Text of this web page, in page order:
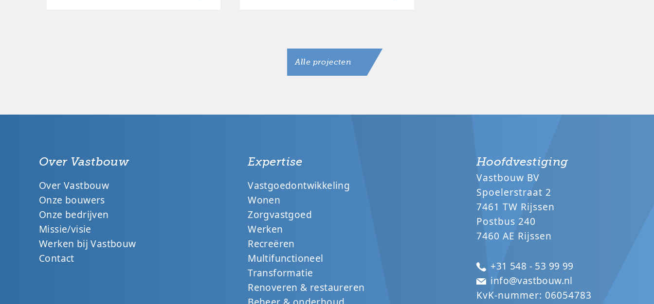
Alle projecten
Over Vastbouw
Over Vastbouw
Onze bouwers
Onze bedrijven
Missie/visie
Werken bij Vastbouw
Contact
Expertise
Vastgoedontwikkeling
Wonen
Zorgvastgoed
Werken
Recreëren
Multifunctioneel
Transformatie
Renoveren & restaureren
Hoofdvestiging
Vastbouw BV
Spoelerstraat 2
7461 TW Rijssen
Postbus 240
7460 AE Rijssen
+31 548 - 53 99 99
info@vastbouw.nl
KvK-nummer: 06054783